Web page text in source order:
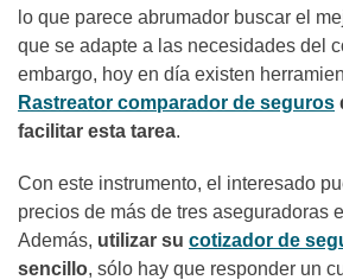
lo que parece abrumador buscar el
que se adapte a las necesidades del
embargo, hoy en día existen
Rastreator comparador de seguros
facilitar esta tarea.
Con este instrumento, el interesado
precios de más de tres aseguradoras
Además, utilizar su cotizador de
sencillo, sólo hay que responder un